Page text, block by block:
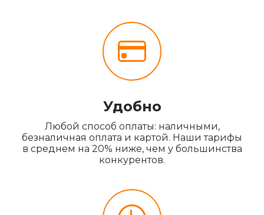
Удобно
Любой способ оплаты: наличными,
безналичная оплата и картой. Наши тарифы
в среднем на 20% ниже, чем у большинства
конкурентов.